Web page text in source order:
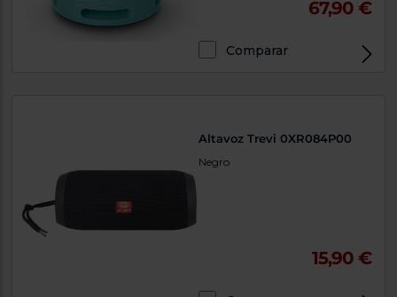
67,90 €
Comparar
Altavoz Trevi 0XR084P00
Negro
15,90 €